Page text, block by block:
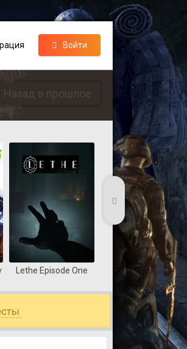
Войти
Назад в прошлое
Lethe Episode One Coast Guard